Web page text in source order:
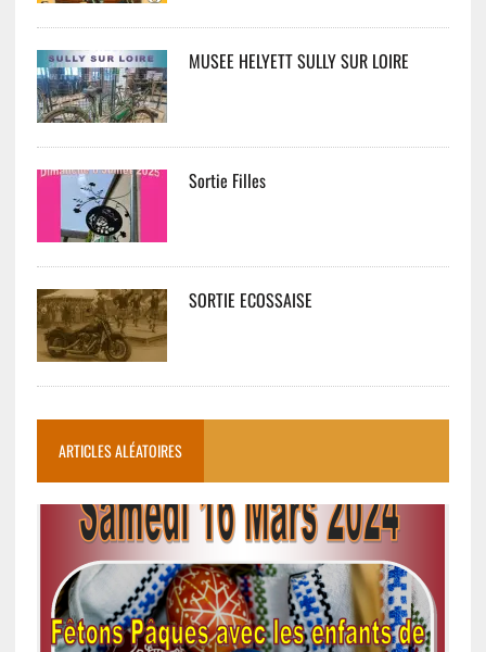
MUSEE HELYETT SULLY SUR LOIRE
Sortie Filles
SORTIE ECOSSAISE
ARTICLES ALÉATOIRES